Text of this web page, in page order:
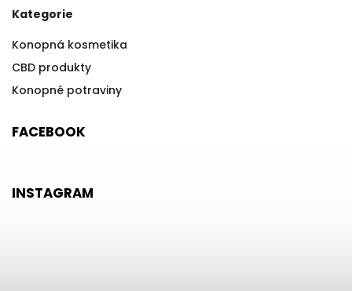
Kategorie
Konopná kosmetika
CBD produkty
Konopné potraviny
FACEBOOK
INSTAGRAM